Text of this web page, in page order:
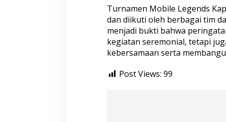
K
a
p
o
l
r
C
Turnamen Mobile Legends
dan diikuti oleh berbagai tim
menjadi bukti bahwa
kegiatan seremonial, tetapi
kebersamaan serta
Post Views: 99